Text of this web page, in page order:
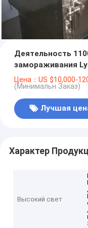
Деятельность
замораживания
легкая
Цена：US $10,000-
(Минимальн Заказ)
Лучшая
Характер
Высокий свет
,
,